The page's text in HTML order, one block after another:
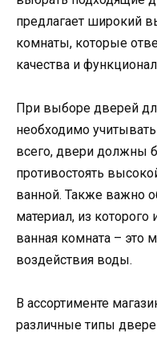
предлагает широкий
комнаты, которые
качества и
При выборе дверей
необходимо
всего, двери должны
противостоять
ванной. Также важно
материал, из
ванная комната – это
воздействия воды.
В ассортименте
различные типы